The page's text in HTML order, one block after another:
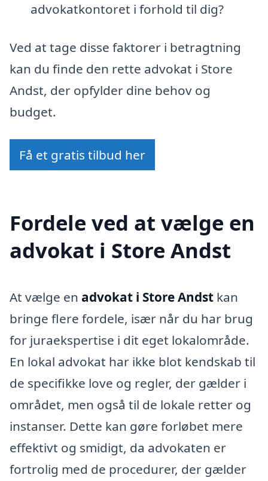
advokatkontoret i forhold til dig?
Ved at tage disse faktorer i betragtning
kan du finde den rette advokat i Store
Andst, der opfylder dine behov og
budget.
Få et gratis tilbud her
Fordele ved at vælge en
advokat i Store Andst
At vælge en advokat i Store Andst kan
bringe flere fordele, især når du har brug
for juraekspertise i dit eget lokalområde.
En lokal advokat har ikke blot kendskab til
de specifikke love og regler, der gælder i
området, men også til de lokale retter og
instanser. Dette kan gøre forløbet mere
effektivt og smidigt, da advokaten er
fortrolig med de procedurer, der gælder